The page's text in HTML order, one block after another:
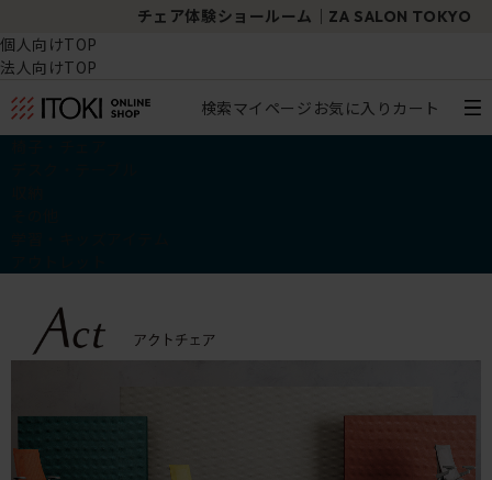
チェア体験ショールーム｜ZA SALON TOKYO
個人向けTOP
法人向けTOP
検索マイページ お気に入り カート